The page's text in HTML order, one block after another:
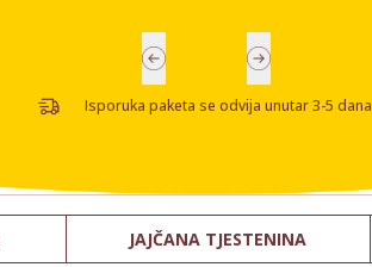
Isporuka paketa se odvija unutar 3-5 dana
JAJČANA TJESTENINA